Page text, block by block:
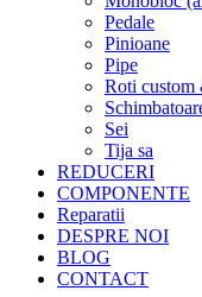
Pedale
Pinioane
Pipe
Roti custom
Sei
Tija sa
REDUCERI
COMPONENTE
Reparatii
DESPRE NOI
BLOG
CONTACT